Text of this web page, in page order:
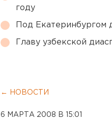
году
Под Екатеринбургом
Главу узбекской
← НОВОСТИ
6 МАРТА 2008 В 15:01